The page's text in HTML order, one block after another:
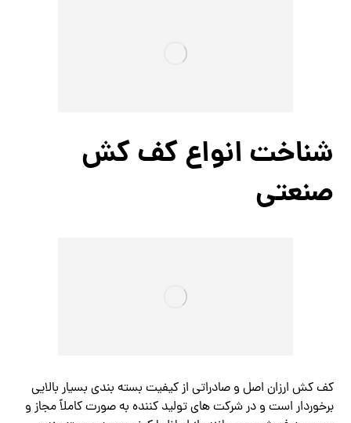
شناخت انواع کف کش
صنعتی
کف کش ارزان اصل و صادراتی از کیفیت بسته بندی بسیار بالایی
برخوردار است و در شرکت های تولید کننده به صورت کاملاً مجاز و